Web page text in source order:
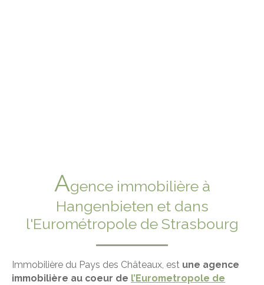
Agence immobilière à
Hangenbieten et dans
l'Eurométropole de Strasbourg
Immobilière du Pays des Châteaux, est une agence
immobilière au coeur de l’Eurometropole de